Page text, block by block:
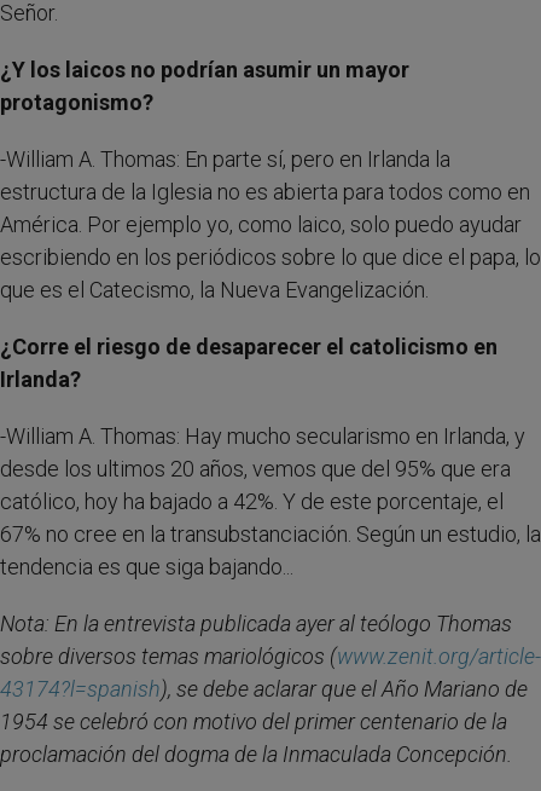
Señor.
¿Y los laicos no podrían asumir un mayor
protagonismo?
-William A. Thomas: En parte sí, pero en Irlanda la
estructura de la Iglesia no es abierta para todos como en
América. Por ejemplo yo, como laico, solo puedo ayudar
escribiendo en los periódicos sobre lo que dice el papa, lo
que es el Catecismo, la Nueva Evangelización.
¿Corre el riesgo de desaparecer el catolicismo en
Irlanda?
-William A. Thomas: Hay mucho secularismo en Irlanda, y
desde los ultimos 20 años, vemos que del 95% que era
católico, hoy ha bajado a 42%. Y de este porcentaje, el
67% no cree en la transubstanciación. Según un estudio, la
tendencia es que siga bajando...
Nota: En la entrevista publicada ayer al teólogo Thomas
sobre diversos temas mariológicos (www.zenit.org/article-
43174?l=spanish), se debe aclarar que el Año Mariano de
1954 se celebró con motivo del primer centenario de la
proclamación del dogma de la Inmaculada Concepción.